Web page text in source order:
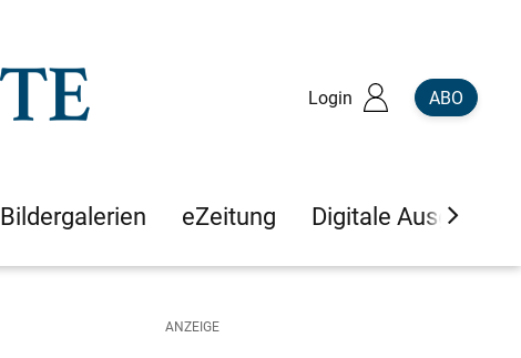
Login ABO
Bildergalerien eZeitung Digitale Ausgaben